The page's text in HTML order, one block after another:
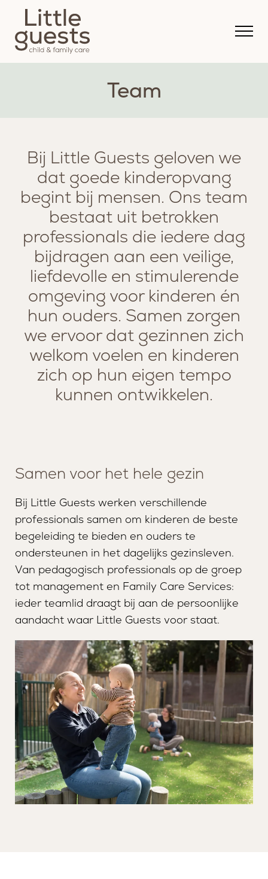
LOUNGE
MANAGER
TEAM
VEILIGHEID EN
Team
Bij Little Guests geloven we
dat goede kinderopvang
begint bij mensen. Ons team
bestaat uit betrokken
professionals die iedere dag
bijdragen aan een veilige,
liefdevolle en stimulerende
omgeving voor kinderen én
hun ouders. Samen zorgen
we ervoor dat gezinnen zich
welkom voelen en kinderen
zich op hun eigen tempo
kunnen ontwikkelen.
Samen voor het hele gezin
Bij Little Guests werken verschillende
professionals samen om kinderen de beste
begeleiding te bieden en ouders te
ondersteunen in het dagelijks gezinsleven.
Van pedagogisch professionals op de groep
tot management en Family Care Services:
ieder teamlid draagt bij aan de persoonlijke
aandacht waar Little Guests voor staat.